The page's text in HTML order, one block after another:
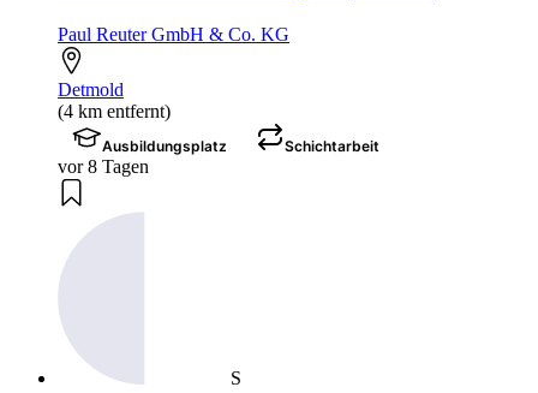
Paul Reuter GmbH & Co. KG
Detmold
(4 km entfernt)
Ausbildungsplatz Schichtarbeit
vor 8 Tagen
S